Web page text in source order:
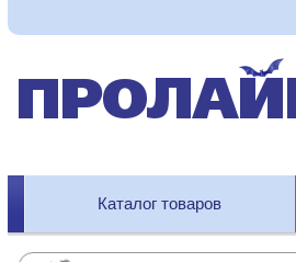
Каталог товаров